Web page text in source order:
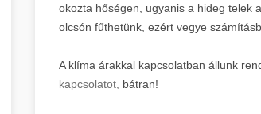
okozta hőségen, ugyanis a hideg telek
olcsón fűthetünk, ezért vegye
A klíma árakkal kapcsolatban állunk
kapcsolatot, bátran!